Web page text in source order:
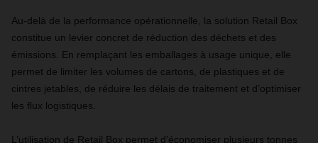
Au-delà de la performance opérationnelle, la solution Retail Box
constitue un levier concret de réduction des déchets et des
émissions. En remplaçant les emballages à usage unique, elle
permet de limiter les volumes de cartons, de plastiques et de
cintres jetables, de réduire les délais de traitement et d’optimiser
les flux logistiques.
L’utilisation de Retail Box permet d’économiser plusieurs tonnes